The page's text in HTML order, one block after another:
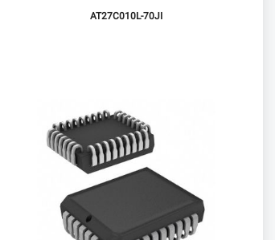
AT27C010L-70JI